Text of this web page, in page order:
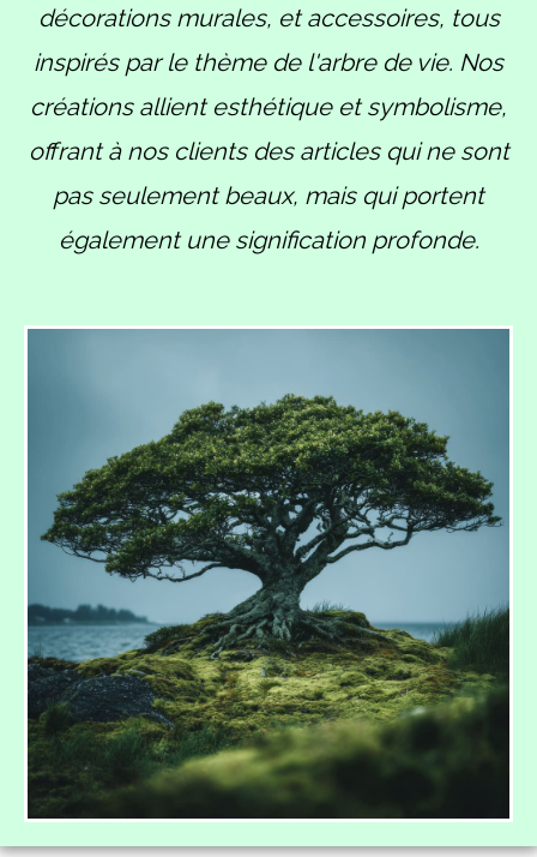
décorations murales, et accessoires, tous
inspirés par le thème de l'arbre de vie. Nos
créations allient esthétique et symbolisme,
offrant à nos clients des articles qui ne sont
pas seulement beaux, mais qui portent
également une signification profonde.